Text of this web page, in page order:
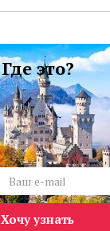
Где это?
Хочу узнать